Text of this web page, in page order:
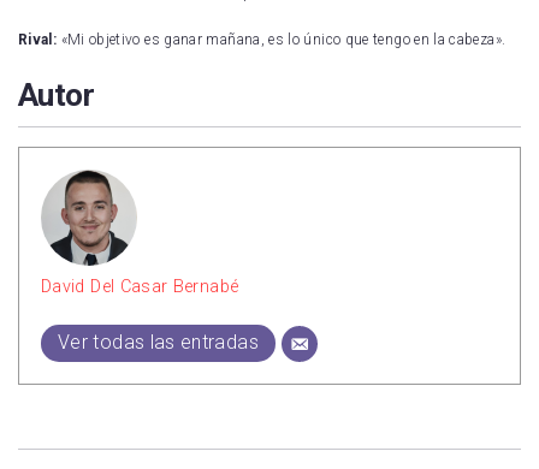
Rival: «Mi objetivo es ganar mañana, es lo único que tengo en la cabeza».
Autor
David Del Casar Bernabé
Ver todas las entradas